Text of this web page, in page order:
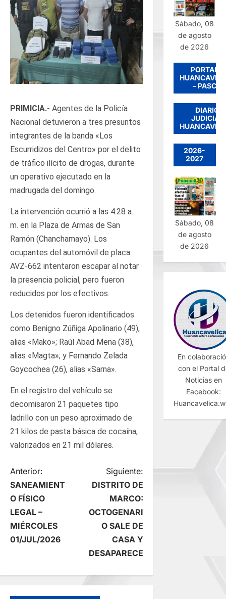
PRIMICIA.- Agentes de la Policía
Nacional detuvieron a tres presuntos
integrantes de la banda «Los
Escurridizos del Centro» por el delito
de tráfico ilícito de drogas, durante
un operativo ejecutado en la
madrugada del domingo.
La intervención ocurrió a las 4:28 a.
m. en la Plaza de Armas de San
Ramón (Chanchamayo). Los
ocupantes del automóvil de placa
AVZ-662 intentaron escapar al notar
la presencia policial, pero fueron
reducidos por los efectivos.
Los detenidos fueron identificados
como Benigno Zúñiga Apolinario (49),
alias «Mako»; Raúl Abad Mena (38),
alias «Magta»; y Fernando Zelada
Goycochea (26), alias «Sarna».
En el registro del vehículo se
decomisaron 21 paquetes tipo
ladrillo con un peso aproximado de
21 kilos de pasta básica de cocaína,
valorizados en 21 mil dólares.
N
a
v
e
Anterior:
SANEAMIENT
O FÍSICO
LEGAL –
MIÉRCOLES
01/JUL/2026
Siguiente:
DISTRITO DE
MARCO:
OCTOGENARI
O SALE DE
CASA Y
DESAPARECE
Sábado, 08
de agosto
de 2026
PORTADA
– PASCO
DIARIO
JUDICIAL
2026-
2027
Sábado, 08
de agosto
de 2026
En
con el Portal
Noticias en
Facebook: